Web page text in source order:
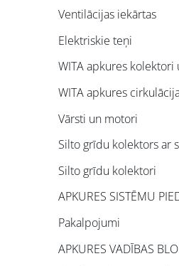
Ventilācijas iekārtas
Elektriskie teņi
WITA apkures kolektori
WITA apkures
Vārsti un motori
Silto grīdu kolektors ar
Silto grīdu kolektori
APKURES SISTĒMU
Pakalpojumi
APKURES VADĪBAS